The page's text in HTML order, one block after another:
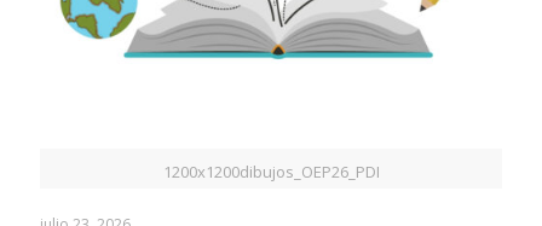
1200x1200dibujos_OEP26_PDI